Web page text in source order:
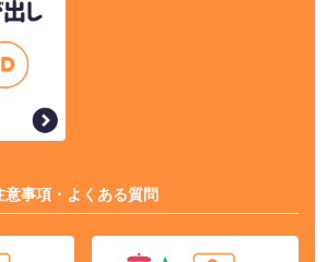
事項・よくある質問